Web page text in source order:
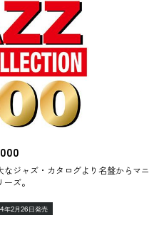
ジャズ・カタログより名盤からマニ
ズ。
年2月26日発売